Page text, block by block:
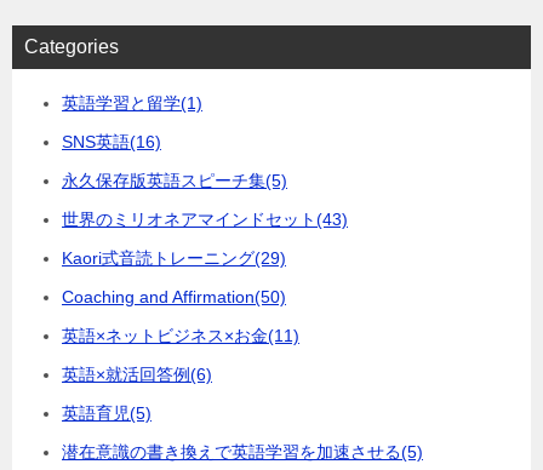
Categories
英語学習と留学(1)
SNS英語(16)
永久保存版英語スピーチ集(5)
世界のミリオネアマインドセット(43)
Kaori式音読トレーニング(29)
Coaching and Affirmation(50)
英語×ネットビジネス×お金(11)
英語×就活回答例(6)
英語育児(5)
潜在意識の書き換えで英語学習を加速させる(5)